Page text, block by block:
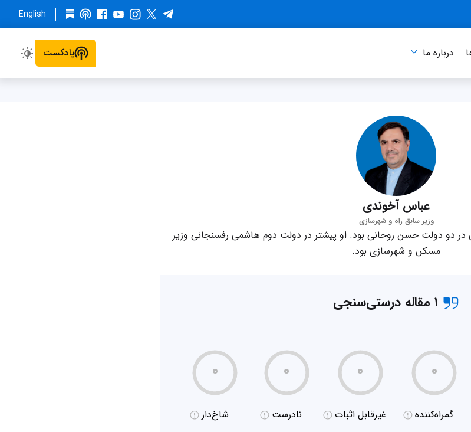
English
درباره‌ ما پادکست
عباس آخوندی
وزیر سابق راه و شهرسازی
در دو دولت حسن روحانی بود. او پیشتر در دولت دوم هاشمی رفسنجانی وزیر
مسکن و شهرسازی بود.
۱ مقاله درستی‌سنجی
۰
گمراه‌کننده
۰
غیر‌قابل اثبات
۰
نادرست
۰
شاخ‌دار